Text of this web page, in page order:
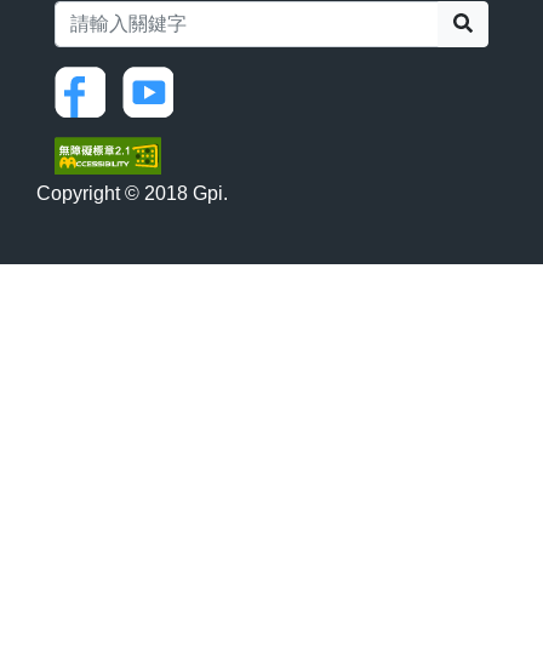
Copyright © 2018 Gpi.